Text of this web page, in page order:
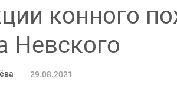
конного
Невского
29.08.2021